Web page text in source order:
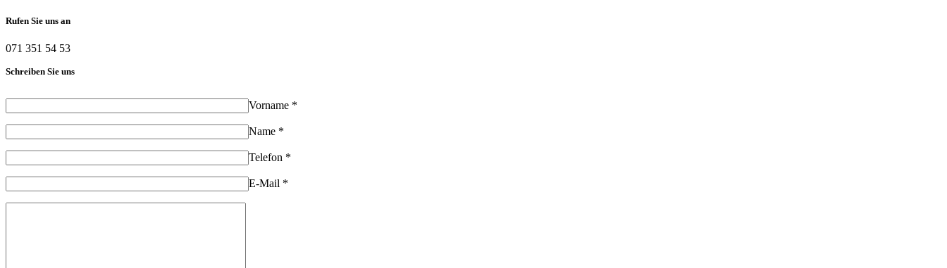
Rufen Sie uns an
071 351 54 53
Schreiben Sie uns
Vorname *
Name *
Telefon *
E-Mail *